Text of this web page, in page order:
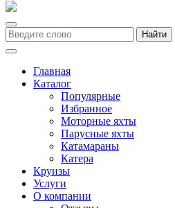
Найти
Главная
Каталог
Популярные
Избранное
Моторные яхты
Парусные яхты
Катамараны
Катера
Круизы
Услуги
О компании